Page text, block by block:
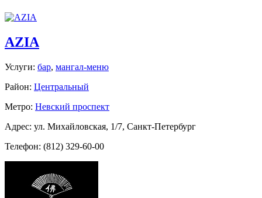
AZIA
Услуги: бар, мангал-меню
Район: Центральный
Метро: Невский проспект
Адрес: ул. Михайловская, 1/7, Санкт-Петербург
Телефон: (812) 329-60-00